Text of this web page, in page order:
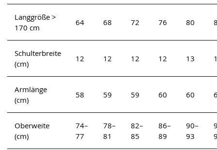
Langgröße >
170 cm
64 68 72 76 80
Schulterbreite
(cm)
12 12 12 12 13
Armlänge
(cm)
58 59 59 60 60
Oberweite
(cm)
74–
77
78–
81
82–
85
86–
89
90–
93